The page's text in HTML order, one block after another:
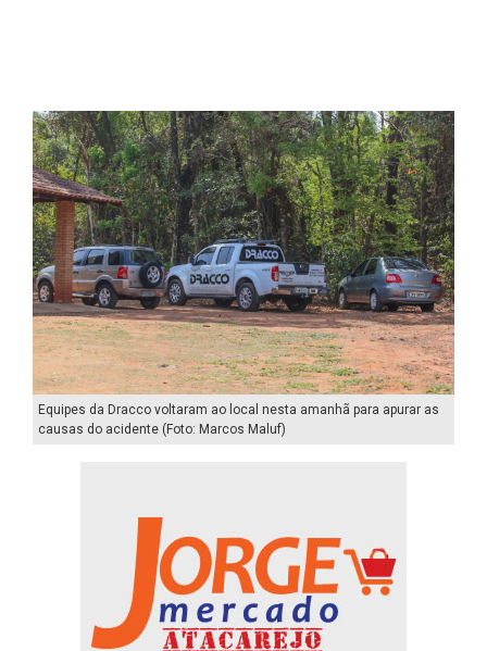
Equipes da Dracco voltaram ao local nesta amanhã para apurar as
causas do acidente (Foto: Marcos Maluf)